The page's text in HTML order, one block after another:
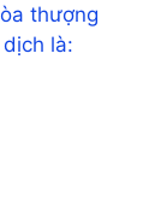
thượng
là: